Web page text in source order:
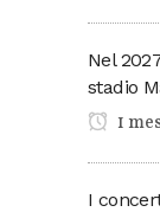
Nel
stadio
1
I